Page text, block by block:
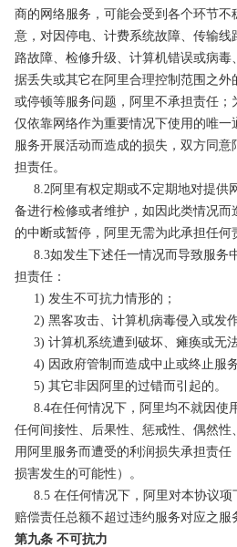
商的网络服务，可能会受到各个环节不
意，对因停电、计费系统故障、传输
路故障、检修升级、计算机错误或病
据丢失或其它在阿里合理控制范围之外
或停顿等服务问题，阿里不承担责任
仅依靠网络作为重要情况下使用的唯一
服务开展活动而造成的损失，双方同
担责任。
8.2阿里有权定期或不定期地对提供
备进行检修或者维护，如因此类情况而
的中断或暂停，阿里无需为此承担任何
8.3如发生下述任一情况而导致服务
担责任：
1) 发生不可抗力情形的；
2) 黑客攻击、计算机病毒侵入或发作
3) 计算机系统遭到破坏、瘫痪或无法
4) 因政府管制而造成中止或终止服务
5) 其它非因阿里的过错而引起的。
8.4在任何情况下，阿里均不就因使
任何间接性、后果性、惩戒性、偶然性
用阿里服务而遭受的利润损失承担责
损害发生的可能性）。
8.5 在任何情况下，阿里对本协议项
赔偿责任总额不超过违约服务对应之服
第九条 不可抗力